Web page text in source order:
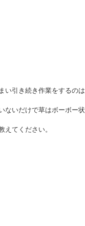
い引き続き作業をするのは
ないだけで草はボーボー状
てください。